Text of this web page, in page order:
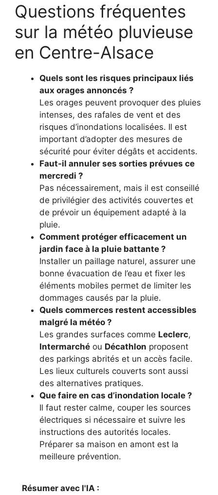
Questions fréquentes
sur la météo pluvieuse
en Centre-Alsace
Quels sont les risques principaux liés
aux orages annoncés ?
Les orages peuvent provoquer des pluies
intenses, des rafales de vent et des
risques d’inondations localisées. Il est
important d’adopter des mesures de
sécurité pour éviter dégâts et accidents.
Faut-il annuler ses sorties prévues ce
mercredi ?
Pas nécessairement, mais il est conseillé
de privilégier des activités couvertes et
de prévoir un équipement adapté à la
pluie.
Comment protéger efficacement un
jardin face à la pluie battante ?
Installer un paillage naturel, assurer une
bonne évacuation de l’eau et fixer les
éléments mobiles permet de limiter les
dommages causés par la pluie.
Quels commerces restent accessibles
malgré la météo ?
Les grandes surfaces comme Leclerc,
Intermarché ou Décathlon proposent
des parkings abrités et un accès facile.
Les lieux culturels couverts sont aussi
des alternatives pratiques.
Que faire en cas d’inondation locale ?
Il faut rester calme, couper les sources
électriques si nécessaire et suivre les
instructions des autorités locales.
Préparer sa maison en amont est la
meilleure prévention.
Résumer avec l'IA :